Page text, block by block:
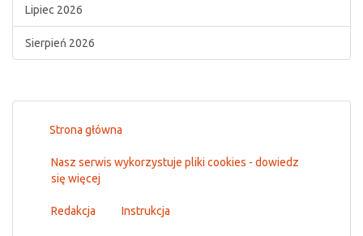
Lipiec 2026
Sierpień 2026
Strona główna
Nasz serwis wykorzystuje pliki cookies - dowiedz
się więcej
Redakcja Instrukcja